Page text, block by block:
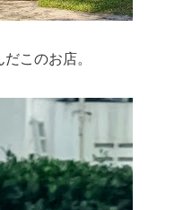
このお店。